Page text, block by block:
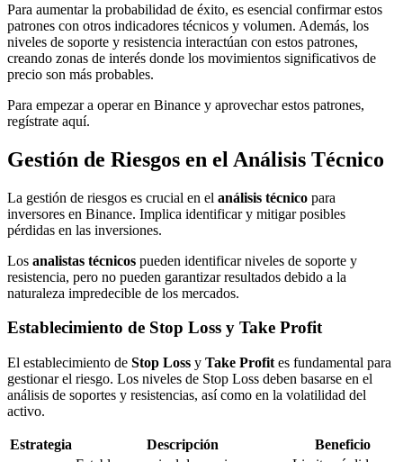
Para aumentar la probabilidad de éxito, es esencial confirmar estos
patrones con otros indicadores técnicos y volumen. Además, los
niveles de soporte y resistencia interactúan con estos patrones,
creando zonas de interés donde los movimientos significativos de
precio son más probables.
Para empezar a operar en Binance y aprovechar estos patrones,
regístrate aquí.
Gestión de Riesgos en el Análisis Técnico
La gestión de riesgos es crucial en el análisis técnico para
inversores en Binance. Implica identificar y mitigar posibles
pérdidas en las inversiones.
Los analistas técnicos pueden identificar niveles de soporte y
resistencia, pero no pueden garantizar resultados debido a la
naturaleza impredecible de los mercados.
Establecimiento de Stop Loss y Take Profit
El establecimiento de Stop Loss y Take Profit es fundamental para
gestionar el riesgo. Los niveles de Stop Loss deben basarse en el
análisis de soportes y resistencias, así como en la volatilidad del
activo.
Estrategia Descripción
Beneficio